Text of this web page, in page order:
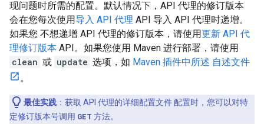
现问题时所需的配置。默认情况下，API 代理的修订版本
会在您每次使用导入 API 代理 API 导入 API 代理时递增。
如果您 不想递增 API 代理的修订版本，请使用更新 API 代
理修订版本 API。如果您使用 Maven 进行部署，请使用
clean 或 update 选项，如 Maven 插件中所述 自述文件
。
最佳实践 ：获取 API 代理的详细配置文件 配置时，您可以对特
定修订版本号调用 GET 方法。